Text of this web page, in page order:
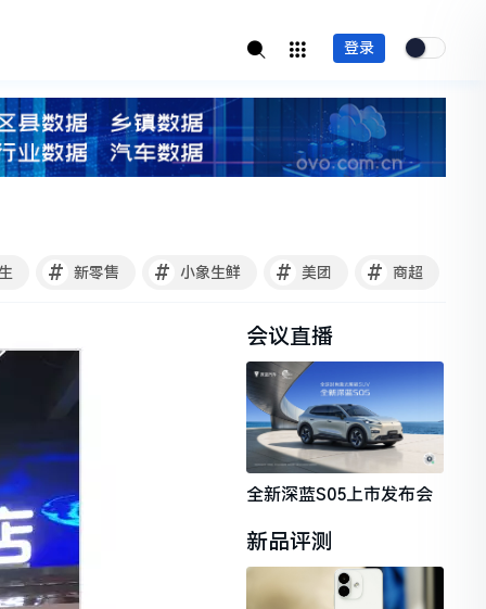
登录
# 新零售 # 小象生鲜 # 美团 # 商超
会议直播
全新深蓝S05上市发布会
新品评测